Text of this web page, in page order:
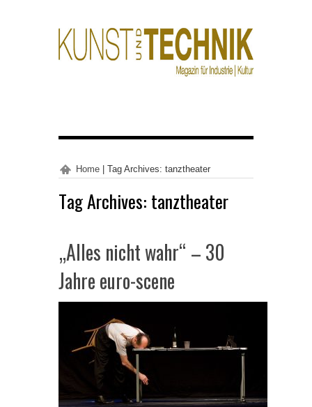
Home Tag Archives: tanztheater
Tag Archives: tanztheater
„Alles nicht wahr“ – 30
Jahre euro-scene